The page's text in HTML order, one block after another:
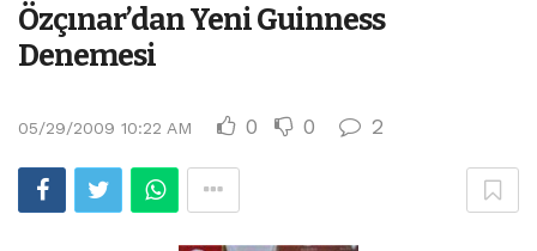
Özçınar’dan Yeni Guinness
Denemesi
05/29/2009 10:22 AM 0 0 2